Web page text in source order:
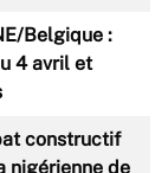
Belgique :
4 avril et
constructif
nigérienne de